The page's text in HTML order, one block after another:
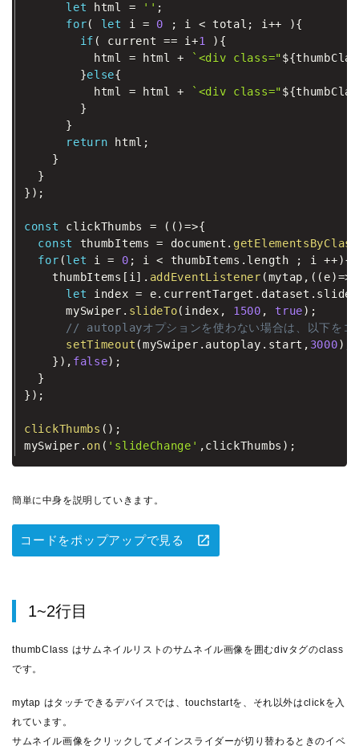
let html = '' ;
for( let i = 0 ; i < total ; i ++ ){
if ( current == i +1 ) {
          html
= html + ` <div class="${
}else{
          html
= html + ` <div class="${
}
}
return html ;
}
}
} ) ;
const clickThumbs = ( ( )=>{
const
thumbItems = document .
for (let i = 0 ; i < thumbItems . length ; i ++){
    thumbItems
[ i ] . addEventListener (mytap , ( ( e)=>
let index = e. currentTarget . dataset .
      mySwiper
. slideTo( index , 1500 , true) ;
// autoplayオプションを使わない場合は、以下をコ
setTimeout (mySwiper . autoplay . start , 3000)
} ) , false) ;
}
} ) ;
clickThumbs ( ) ;
mySwiper . on ( 'slideChange' ,clickThumbs ) ;
簡単に中身を説明していきます。
コードをポップアップで見る
1~2行目
thumbClass はサムネイルリストのサムネイル画像を囲むdivタグのclass
です。
mytap はタッチできるデバイスでは、touchstartを、それ以外はclickを入
れています。
サムネイル画像をクリックしてメインスライダーが切り替わるときのイベ